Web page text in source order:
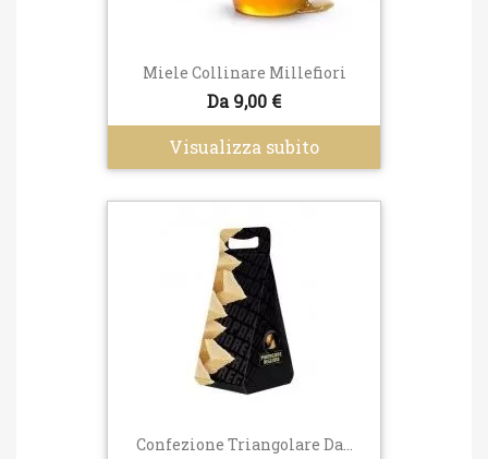
Miele Collinare Millefiori
Da 9,00 €
Visualizza subito
Confezione Triangolare Da...